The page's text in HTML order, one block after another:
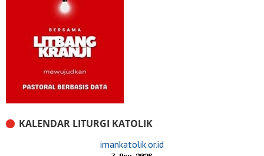
KALENDAR LITURGI KATOLIK
imankatolik.or.id